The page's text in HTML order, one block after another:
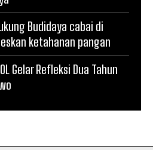
Budidaya cabai di
ketahanan pangan
Gelar Refleksi Dua Tahun